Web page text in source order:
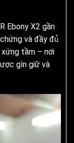
Ebony X2 gần
và đầy đủ
tầm – nơi
gìn giữ và